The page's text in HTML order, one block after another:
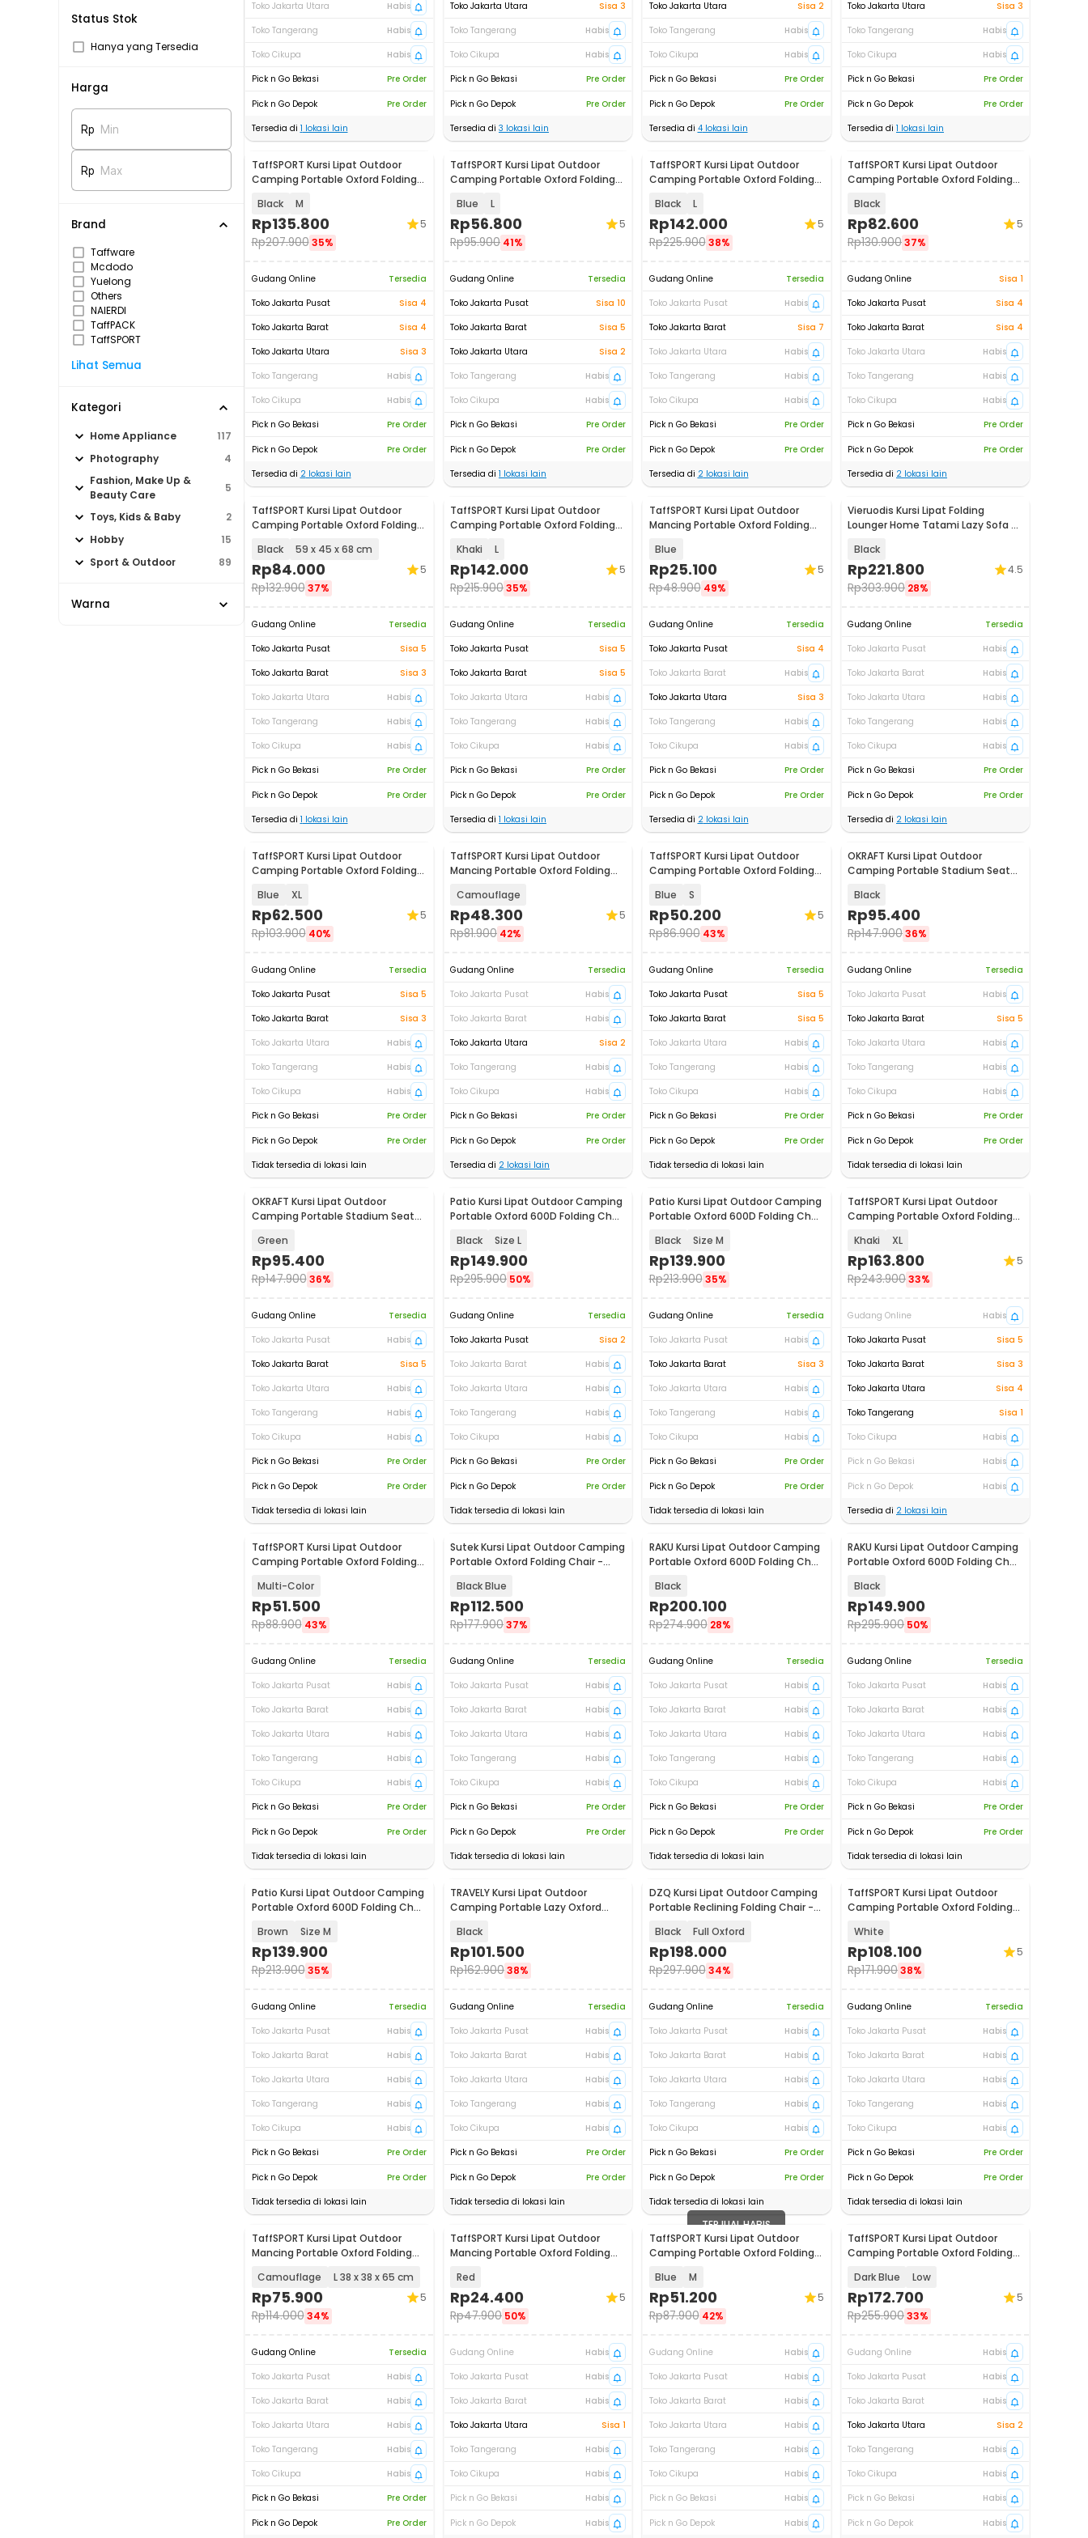
Status Stok
Hanya yang Tersedia
Harga
Rp Min
Rp Max
Brand
Taffware
Mcdodo
Yuelong
Others
NAIERDI
TaffPACK
TaffSPORT
Lihat Semua
Kategori
Home Appliance
117
Photography
4
Fashion, Make Up &
Beauty Care
5
Toys, Kids & Baby
2
Hobby
15
Sport & Outdoor
89
Warna
Toko Jakarta Utara
Habis
Toko Tangerang
Habis
Toko Cikupa
Habis
Pick n Go Bekasi
Pre Order
Pick n Go Depok
Pre Order
Tersedia di 1 lokasi lain
Toko Jakarta Utara
Sisa 3
Toko Tangerang
Habis
Toko Cikupa
Habis
Pick n Go Bekasi
Pre Order
Pick n Go Depok
Pre Order
Tersedia di 3 lokasi lain
Toko Jakarta Utara
Sisa 2
Toko Tangerang
Habis
Toko Cikupa
Habis
Pick n Go Bekasi
Pre Order
Pick n Go Depok
Pre Order
Tersedia di 4lokasi lain
Toko Jakarta Utara
Sisa 3
Toko Tangerang
Habis
Toko Cikupa
Habis
Pick n Go Bekasi
Pre Order
Pick n Go Depok
Pre Order
Tersedia di 1 lokasi lain
TaffSPORT Kursi Lipat Outdoor
Camping Portable Oxford Folding
Black M
Rp135.800
Rp207.900 35%
5
Gudang Online
Tersedia
Toko Jakarta Pusat
Sisa 4
Toko Jakarta Barat
Sisa 4
Toko Jakarta Utara
Sisa 3
Toko Tangerang
Habis
Toko Cikupa
Habis
Pick n Go Bekasi
Pre Order
Pick n Go Depok
Pre Order
Tersedia di 2lokasi lain
TaffSPORT Kursi Lipat Outdoor
Camping Portable Oxford Folding
Blue L
Rp56.800
Rp95.900 41%
5
Gudang Online
Tersedia
Toko Jakarta Pusat
Sisa 10
Toko Jakarta Barat
Sisa 5
Toko Jakarta Utara
Sisa 2
Toko Tangerang
Habis
Toko Cikupa
Habis
Pick n Go Bekasi
Pre Order
Pick n Go Depok
Pre Order
Tersedia di 1 lokasi lain
TaffSPORT Kursi Lipat Outdoor
Camping Portable Oxford Folding
Black L
Rp142.000
Rp225.900 38%
5
Gudang Online
Tersedia
Toko Jakarta Pusat
Habis
Toko Jakarta Barat
Sisa 7
Toko Jakarta Utara
Habis
Toko Tangerang
Habis
Toko Cikupa
Habis
Pick n Go Bekasi
Pre Order
Pick n Go Depok
Pre Order
Tersedia di 2lokasi lain
TaffSPORT Kursi Lipat Outdoor
Camping Portable Oxford Folding
Black
Rp82.600
Rp130.90037%
5
Gudang Online
Sisa 1
Toko Jakarta Pusat
Sisa 4
Toko Jakarta Barat
Sisa 4
Toko Jakarta Utara
Habis
Toko Tangerang
Habis
Toko Cikupa
Habis
Pick n Go Bekasi
Pre Order
Pick n Go Depok
Pre Order
Tersedia di 2 lokasi lain
TaffSPORT Kursi Lipat Outdoor
Camping Portable Oxford Folding
Black 59 x 45 x 68 cm
Rp84.000
Rp132.900 37%
5
Gudang Online
Tersedia
Toko Jakarta Pusat
Sisa 5
Toko Jakarta Barat
Sisa 3
Toko Jakarta Utara
Habis
Toko Tangerang
Habis
Toko Cikupa
Habis
Pick n Go Bekasi
Pre Order
Pick n Go Depok
Pre Order
Tersedia di 1 lokasi lain
TaffSPORT Kursi Lipat Outdoor
Camping Portable Oxford Folding
Khaki L
Rp142.000
Rp215.90035%
5
Gudang Online
Tersedia
Toko Jakarta Pusat
Sisa 5
Toko Jakarta Barat
Sisa 5
Toko Jakarta Utara
Habis
Toko Tangerang
Habis
Toko Cikupa
Habis
Pick n Go Bekasi
Pre Order
Pick n Go Depok
Pre Order
Tersedia di 1 lokasi lain
TaffSPORT Kursi Lipat Outdoor
Mancing Portable Oxford Folding
Blue
Rp25.100
Rp48.900 49%
5
Gudang Online
Tersedia
Toko Jakarta Pusat
Sisa 4
Toko Jakarta Barat
Habis
Toko Jakarta Utara
Sisa 3
Toko Tangerang
Habis
Toko Cikupa
Habis
Pick n Go Bekasi
Pre Order
Pick n Go Depok
Pre Order
Tersedia di 2lokasi lain
Vieruodis Kursi Lipat Folding
Lounger Home Tatami Lazy Sofa 6
Black
Rp221.800
Rp303.900 28%
4.5
Gudang Online
Tersedia
Toko Jakarta Pusat
Habis
Toko Jakarta Barat
Habis
Toko Jakarta Utara
Habis
Toko Tangerang
Habis
Toko Cikupa
Habis
Pick n Go Bekasi
Pre Order
Pick n Go Depok
Pre Order
Tersedia di 2 lokasi lain
TaffSPORT Kursi Lipat Outdoor
Camping Portable Oxford Folding
Blue XL
Rp62.500
Rp103.900 40%
5
Gudang Online
Tersedia
Toko Jakarta Pusat
Sisa 5
Toko Jakarta Barat
Sisa 3
Toko Jakarta Utara
Habis
Toko Tangerang
Habis
Toko Cikupa
Habis
Pick n Go Bekasi
Pre Order
Pick n Go Depok
Pre Order
Tidak tersedia di lokasi lain
TaffSPORT Kursi Lipat Outdoor
Mancing Portable Oxford Folding
Camouflage
Rp48.300
Rp81.900 42%
5
Gudang Online
Tersedia
Toko Jakarta Pusat
Habis
Toko Jakarta Barat
Habis
Toko Jakarta Utara
Sisa 2
Toko Tangerang
Habis
Toko Cikupa
Habis
Pick n Go Bekasi
Pre Order
Pick n Go Depok
Pre Order
Tersedia di 2 lokasi lain
TaffSPORT Kursi Lipat Outdoor
Camping Portable Oxford Folding
Blue S
Rp50.200
Rp86.900 43%
5
Gudang Online
Tersedia
Toko Jakarta Pusat
Sisa 5
Toko Jakarta Barat
Sisa 5
Toko Jakarta Utara
Habis
Toko Tangerang
Habis
Toko Cikupa
Habis
Pick n Go Bekasi
Pre Order
Pick n Go Depok
Pre Order
Tidak tersedia di lokasi lain
OKRAFT Kursi Lipat Outdoor
Camping Portable Stadium Seat
Black
Rp95.400
Rp147.90036%
Gudang Online
Tersedia
Toko Jakarta Pusat
Habis
Toko Jakarta Barat
Sisa 5
Toko Jakarta Utara
Habis
Toko Tangerang
Habis
Toko Cikupa
Habis
Pick n Go Bekasi
Pre Order
Pick n Go Depok
Pre Order
Tidak tersedia di lokasi lain
OKRAFT Kursi Lipat Outdoor
Camping Portable Stadium Seat
Green
Rp95.400
Rp147.900 36%
Gudang Online
Tersedia
Toko Jakarta Pusat
Habis
Toko Jakarta Barat
Sisa 5
Toko Jakarta Utara
Habis
Toko Tangerang
Habis
Toko Cikupa
Habis
Pick n Go Bekasi
Pre Order
Pick n Go Depok
Pre Order
Tidak tersedia di lokasi lain
Patio Kursi Lipat Outdoor Camping
Portable Oxford 600D Folding Chair
Black Size L
Rp149.900
Rp295.900 50%
Gudang Online
Tersedia
Toko Jakarta Pusat
Sisa 2
Toko Jakarta Barat
Habis
Toko Jakarta Utara
Habis
Toko Tangerang
Habis
Toko Cikupa
Habis
Pick n Go Bekasi
Pre Order
Pick n Go Depok
Pre Order
Tidak tersedia di lokasi lain
Patio Kursi Lipat Outdoor Camping
Portable Oxford 600D Folding Chair
Black Size M
Rp139.900
Rp213.900 35%
Gudang Online
Tersedia
Toko Jakarta Pusat
Habis
Toko Jakarta Barat
Sisa 3
Toko Jakarta Utara
Habis
Toko Tangerang
Habis
Toko Cikupa
Habis
Pick n Go Bekasi
Pre Order
Pick n Go Depok
Pre Order
Tidak tersedia di lokasi lain
TaffSPORT Kursi Lipat Outdoor
Camping Portable Oxford Folding
Khaki XL
Rp163.800
Rp243.90033%
5
Gudang Online
Habis
Toko Jakarta Pusat
Sisa 5
Toko Jakarta Barat
Sisa 3
Toko Jakarta Utara
Sisa 4
Toko Tangerang
Sisa 1
Toko Cikupa
Habis
Pick n Go Bekasi
Habis
Pick n Go Depok
Habis
Tersedia di 2 lokasi lain
Baru
TaffSPORT Kursi Lipat Outdoor
Camping Portable Oxford Folding
Multi-Color
Rp51.500
Rp88.900 43%
Gudang Online
Tersedia
Toko Jakarta Pusat
Habis
Toko Jakarta Barat
Habis
Toko Jakarta Utara
Habis
Toko Tangerang
Habis
Toko Cikupa
Habis
Pick n Go Bekasi
Pre Order
Pick n Go Depok
Pre Order
Tidak tersedia di lokasi lain
Baru
Sutek Kursi Lipat Outdoor Camping
Portable Oxford Folding Chair -
Black Blue
Rp112.500
Rp177.90037%
Gudang Online
Tersedia
Toko Jakarta Pusat
Habis
Toko Jakarta Barat
Habis
Toko Jakarta Utara
Habis
Toko Tangerang
Habis
Toko Cikupa
Habis
Pick n Go Bekasi
Pre Order
Pick n Go Depok
Pre Order
Tidak tersedia di lokasi lain
RAKU Kursi Lipat Outdoor Camping
Portable Oxford 600D Folding Chair
Black
Rp200.100
Rp274.900 28%
Gudang Online
Tersedia
Toko Jakarta Pusat
Habis
Toko Jakarta Barat
Habis
Toko Jakarta Utara
Habis
Toko Tangerang
Habis
Toko Cikupa
Habis
Pick n Go Bekasi
Pre Order
Pick n Go Depok
Pre Order
Tidak tersedia di lokasi lain
RAKU Kursi Lipat Outdoor Camping
Portable Oxford 600D Folding Chair
Black
Rp149.900
Rp295.900 50%
Gudang Online
Tersedia
Toko Jakarta Pusat
Habis
Toko Jakarta Barat
Habis
Toko Jakarta Utara
Habis
Toko Tangerang
Habis
Toko Cikupa
Habis
Pick n Go Bekasi
Pre Order
Pick n Go Depok
Pre Order
Tidak tersedia di lokasi lain
Patio Kursi Lipat Outdoor Camping
Portable Oxford 600D Folding Chair
Brown Size M
Rp139.900
Rp213.900 35%
Gudang Online
Tersedia
Toko Jakarta Pusat
Habis
Toko Jakarta Barat
Habis
Toko Jakarta Utara
Habis
Toko Tangerang
Habis
Toko Cikupa
Habis
Pick n Go Bekasi
Pre Order
Pick n Go Depok
Pre Order
Tidak tersedia di lokasi lain
TRAVELY Kursi Lipat Outdoor
Camping Portable Lazy Oxford
Black
Rp101.500
Rp162.90038%
Gudang Online
Tersedia
Toko Jakarta Pusat
Habis
Toko Jakarta Barat
Habis
Toko Jakarta Utara
Habis
Toko Tangerang
Habis
Toko Cikupa
Habis
Pick n Go Bekasi
Pre Order
Pick n Go Depok
Pre Order
Tidak tersedia di lokasi lain
DZQ Kursi Lipat Outdoor Camping
Portable Reclining Folding Chair -
Black Full Oxford
Rp198.000
Rp297.900 34%
Gudang Online
Tersedia
Toko Jakarta Pusat
Habis
Toko Jakarta Barat
Habis
Toko Jakarta Utara
Habis
Toko Tangerang
Habis
Toko Cikupa
Habis
Pick n Go Bekasi
Pre Order
Pick n Go Depok
Pre Order
Tidak tersedia di lokasi lain
TaffSPORT Kursi Lipat Outdoor
Camping Portable Oxford Folding
White
Rp108.100
Rp171.90038%
5
Gudang Online
Tersedia
Toko Jakarta Pusat
Habis
Toko Jakarta Barat
Habis
Toko Jakarta Utara
Habis
Toko Tangerang
Habis
Toko Cikupa
Habis
Pick n Go Bekasi
Pre Order
Pick n Go Depok
Pre Order
Tidak tersedia di lokasi lain
TaffSPORT Kursi Lipat Outdoor
Mancing Portable Oxford Folding
Camouflage L 38 x 38 x 65 cm
Rp75.900
Rp114.000 34%
5
Gudang Online
Tersedia
Toko Jakarta Pusat
Habis
Toko Jakarta Barat
Habis
Toko Jakarta Utara
Habis
Toko Tangerang
Habis
Toko Cikupa
Habis
Pick n Go Bekasi
Pre Order
Pick n Go Depok Pre Order
TaffSPORT Kursi Lipat Outdoor
Mancing Portable Oxford Folding
Red
Rp24.400
Rp47.900 50%
5
Gudang Online
Habis
Toko Jakarta Pusat
Habis
Toko Jakarta Barat
Habis
Toko Jakarta Utara
Sisa 1
Toko Tangerang
Habis
Toko Cikupa
Habis
Pick n Go Bekasi
Habis
Pick n Go Depok Habis
TERJUAL HABIS
TaffSPORT Kursi Lipat Outdoor
Camping Portable Oxford Folding
Blue M
Rp51.200
Rp87.900 42%
5
Gudang Online
Habis
Toko Jakarta Pusat
Habis
Toko Jakarta Barat
Habis
Toko Jakarta Utara
Habis
Toko Tangerang
Habis
Toko Cikupa
Habis
Pick n Go Bekasi
Habis
Pick n Go Depok Habis
TaffSPORT Kursi Lipat Outdoor
Camping Portable Oxford Folding
Dark Blue Low
Rp172.700
Rp255.90033%
5
Gudang Online
Habis
Toko Jakarta Pusat
Habis
Toko Jakarta Barat
Habis
Toko Jakarta Utara
Sisa 2
Toko Tangerang
Habis
Toko Cikupa
Habis
Pick n Go Bekasi
Habis
Pick n Go Depok Habis